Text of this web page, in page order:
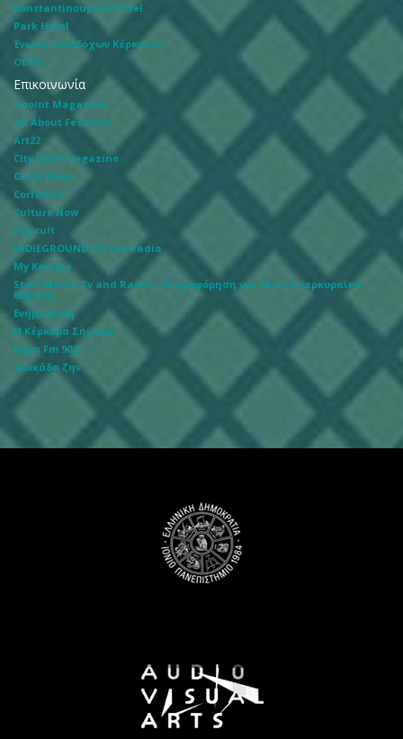
Konstantinoupolis Hotel
Park Hotel
Ένωση Ξενοδόχων Κέρκυρας
ΟΕΤΚ
Επικοινωνία
3 point Magazine
All About Festivals
Art22
City Code magazine
Corfu Press
Corfuwall
Culture Now
Digicult
INDIEGROUND Online Radio
My Kerkyra
Start Media Tv and Radio - Πληροφόρηση για όλα τα κερκυραϊκά
θέματα
Ενημέρωση
Η Κέρκυρα Σήμερα
Κύμα Fm 90.3
Λευκάδα ζην